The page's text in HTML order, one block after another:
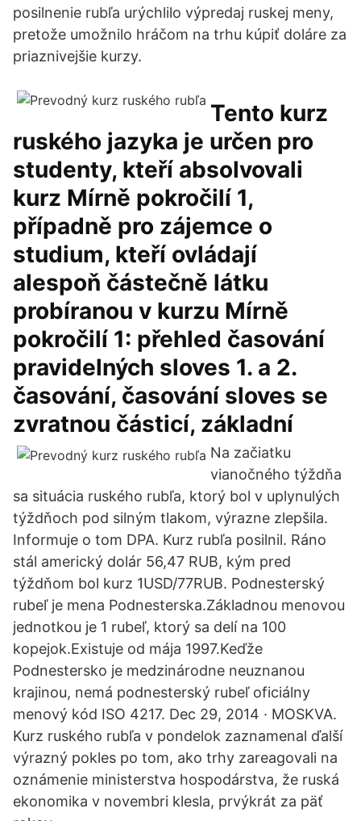
posilnenie rubľa urýchlilo výpredaj ruskej meny,
pretože umožnilo hráčom na trhu kúpiť doláre za
priaznivejšie kurzy.
Tento kurz
ruského jazyka je určen pro
studenty, kteří absolvovali
kurz Mírně pokročilí 1,
případně pro zájemce o
studium, kteří ovládají
alespoň částečně látku
probíranou v kurzu Mírně
pokročilí 1: přehled časování
pravidelných sloves 1. a 2.
časování, časování sloves se
zvratnou částicí, základní
Na začiatku
vianočného týždňa
sa situácia ruského rubľa, ktorý bol v uplynulých
týždňoch pod silným tlakom, výrazne zlepšila.
Informuje o tom DPA. Kurz rubľa posilnil. Ráno
stál americký dolár 56,47 RUB, kým pred
týždňom bol kurz 1USD/77RUB. Podnesterský
rubeľ je mena Podnesterska.Základnou menovou
jednotkou je 1 rubeľ, ktorý sa delí na 100
kopejok.Existuje od mája 1997.Keďže
Podnestersko je medzinárodne neuznanou
krajinou, nemá podnesterský rubeľ oficiálny
menový kód ISO 4217. Dec 29, 2014 · MOSKVA.
Kurz ruského rubľa v pondelok zaznamenal ďalší
výrazný pokles po tom, ako trhy zareagovali na
oznámenie ministerstva hospodárstva, že ruská
ekonomika v novembri klesla, prvýkrát za päť